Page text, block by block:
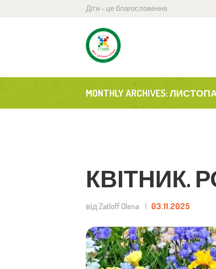
Діти - це благословення
MONTHLY ARCHIVES:
КВІТНИК.
від Zatloff Olena 03.11.2025